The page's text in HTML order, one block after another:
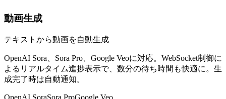
動画生成
テキストから動画を自動生成
OpenAI Sora、Sora Pro、Google Veoに対応。WebSocket制御に
よるリアルタイム進捗表示で、数分の待ち時間も快適に。生
成完了時は自動通知。
OpenAI SoraSora ProGoogle Veo